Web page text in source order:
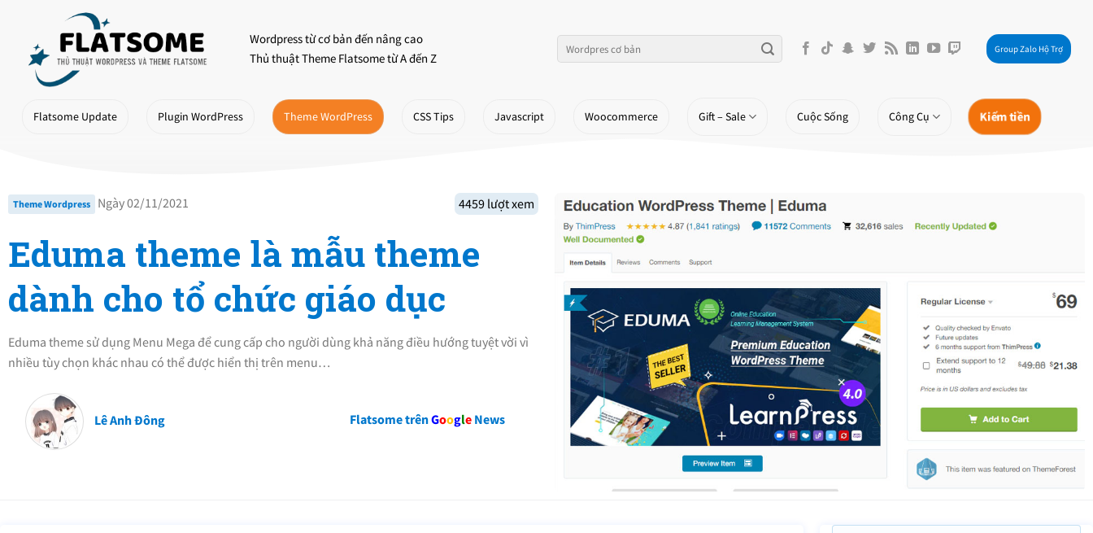
content
Wordpress từ cơ bản đến nâng cao
Thủ thuật Theme Flatsome từ A đến Z
Group Zalo Hộ Trợ
Flatsome Update Plugin WordPress Theme WordPress CSS Tips Javascript Woocommerce Gift – Sale Cuộc Sống Công Cụ Kiếm tiền
Theme Wordpress Ngày 02/11/2021 4459 lượt xem
Eduma theme là mẫu theme
dành cho tổ chức giáo dục
Eduma theme sử dụng Menu Mega để cung cấp cho người dùng khả năng điều hướng tuyệt vời vì
nhiều tùy chọn khác nhau có thể được hiển thị trên menu…
Lê Anh Đông Flatsome trênGoogleNews